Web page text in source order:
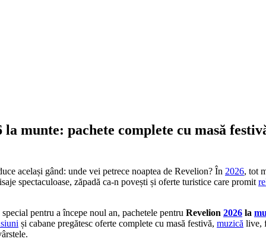
la munte: pachete complete cu masă
același gând: unde vei petrece noaptea de Revelion? În 2026, tot
spectaculoase, zăpadă ca-n povești și oferte turistice care promit
pentru a începe noul an, pachetele pentru Revelion 2026 la
și cabane pregătesc oferte complete cu masă festivă, muzică live,